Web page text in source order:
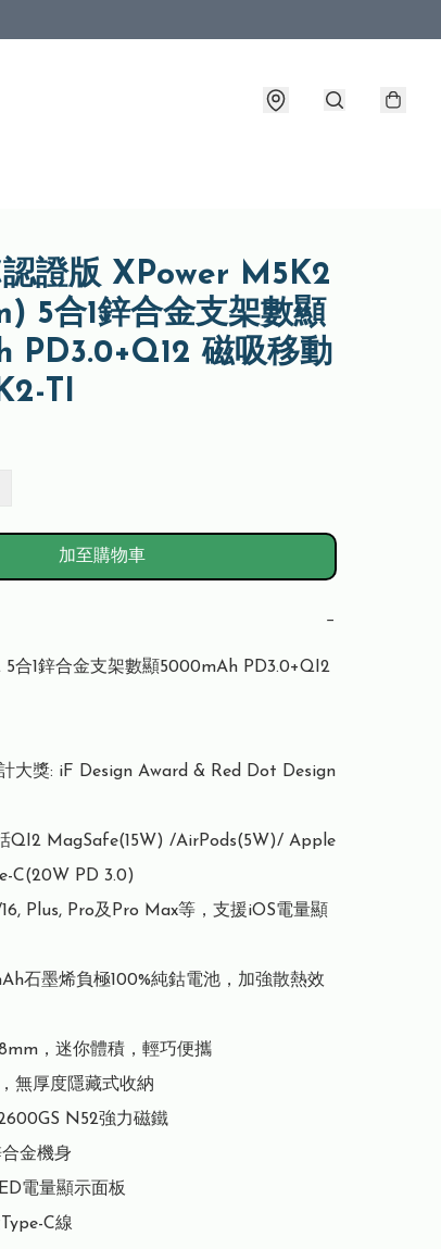
認證版 XPower M5K2
5合1鋅合金支架數顯
PD3.0+Q12 磁吸移動
TI
加至購物車
−
合1鋅合金支架數顯5000mAh PD3.0+QI2
大獎: iF Design Award & Red Dot Design
QI2 MagSafe(15W) /AirPods(5W)/ Apple
C(20W PD 3.0)
Plus, Pro及Pro Max等，支援iOS電量顯
石墨烯負極100%純鈷電池，加強散熱效
，迷你體積，輕巧便攜
無厚度隱藏式收納
N52強力磁鐵
金機身
電量顯示面板
C線